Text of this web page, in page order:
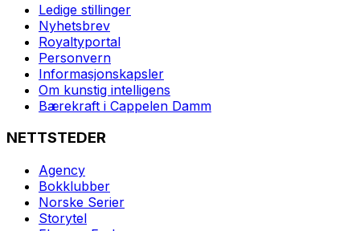
Ledige stillinger
Nyhetsbrev
Royaltyportal
Personvern
Informasjonskapsler
Om kunstig intelligens
Bærekraft i Cappelen Damm
NETTSTEDER
Agency
Bokklubber
Norske Serier
Storytel